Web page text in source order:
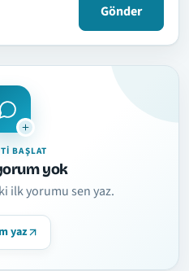
Gönder
BAŞLAT
yok
ilk yorumu sen yaz.
yaz